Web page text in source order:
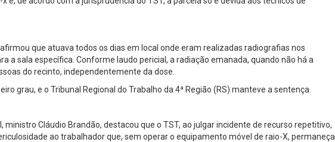
que atuava todos os dias em local onde eram realizadas radiografias nos
a sala específica. Conforme laudo pericial, a radiação emanada, quando não há a
do recinto, independentemente da dose.
grau, e o Tribunal Regional do Trabalho da 4ª Região (RS) manteve a sentença.
ministro Cláudio Brandão, destacou que o TST, ao julgar incidente de recurso repetitivo,
ao trabalhador que, sem operar o equipamento móvel de raio-X, permaneça